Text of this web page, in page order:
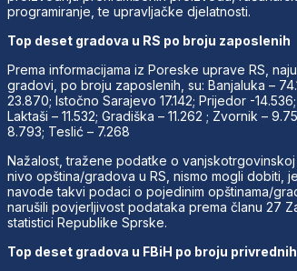
programiranje, te upravljačke djelatnosti.
Top deset gradova u RS po broju zaposlenih
Prema informacijama iz Poreske uprave RS,
gradovi, po broju zaposlenih, su: Banjaluka –
23.870; Istočno Sarajevo 17.142; Prijedor -14.536;
Laktaši – 11.532; Gradiška – 11.262 ; Zvornik –
8.793; Teslić – 7.268
Nažalost, tražene podatke o vanjskotrgovinskoj
nivo opština/gradova u RS, nismo mogli dobiti,
navode takvi podaci o pojedinim opštinama/
narušili povjerljivost podataka prema članu 27
statistici Republike Sprske.
Top deset gradova u FBiH po broju